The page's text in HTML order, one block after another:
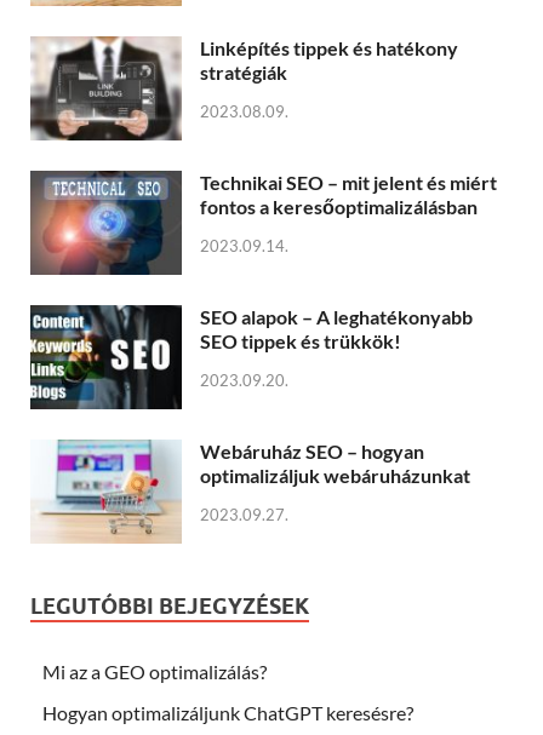
Linképítés tippek és hatékony
stratégiák
2023.08.09.
Technikai SEO – mit jelent és miért
fontos a keresőoptimalizálásban
2023.09.14.
SEO alapok – A leghatékonyabb
SEO tippek és trükkök!
2023.09.20.
Webáruház SEO – hogyan
optimalizáljuk webáruházunkat
2023.09.27.
LEGUTÓBBI BEJEGYZÉSEK
Mi az a GEO optimalizálás?
Hogyan optimalizáljunk ChatGPT keresésre?